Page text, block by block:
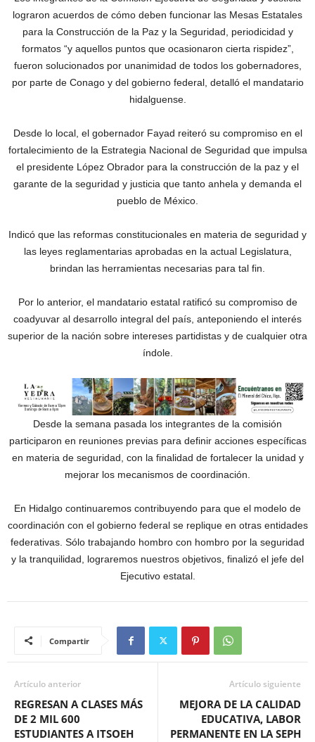
lograron acuerdos de cómo deben funcionar las Mesas Estatales
para la Construcción de la Paz y la Seguridad, periodicidad y
formatos “y aquellos puntos que ocasionaron cierta rispidez”,
fueron solucionados por unanimidad de todos los gobernadores,
por parte de Conago y del gobierno federal, detalló el mandatario
hidalguense.
Desde lo local, el gobernador Fayad reiteró su compromiso en el
fortalecimiento de la Estrategia Nacional de Seguridad que impulsa
el presidente ‪López Obrador para la construcción de la paz y el
garante de la seguridad y justicia que tanto anhela y demanda el
pueblo de México.
Indicó que las reformas constitucionales en materia de seguridad y
las leyes reglamentarias aprobadas en la actual Legislatura,
brindan las herramientas necesarias para tal fin.
Por lo anterior, el mandatario estatal ratificó su compromiso de
coadyuvar al desarrollo integral del país, anteponiendo el interés
superior de la nación sobre intereses partidistas y de cualquier otra
índole.
Desde la semana pasada los integrantes de la comisión
participaron en reuniones previas para definir acciones específicas
en materia de seguridad, con la finalidad de fortalecer la unidad y
mejorar los mecanismos de coordinación.
En Hidalgo continuaremos contribuyendo para que el modelo de
coordinación con el gobierno federal se replique en otras entidades
federativas. Sólo trabajando hombro con hombro por la seguridad
y la tranquilidad, lograremos nuestros objetivos, finalizó el jefe del
Ejecutivo estatal.
Compartir
Artículo anterior
REGRESAN A CLASES MÁS
DE 2 MIL 600
ESTUDIANTES A ITSOEH
Artículo siguiente
MEJORA DE LA CALIDAD
EDUCATIVA, LABOR
PERMANENTE EN LA SEPH